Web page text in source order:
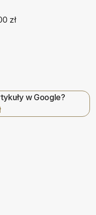
zł
w Google?